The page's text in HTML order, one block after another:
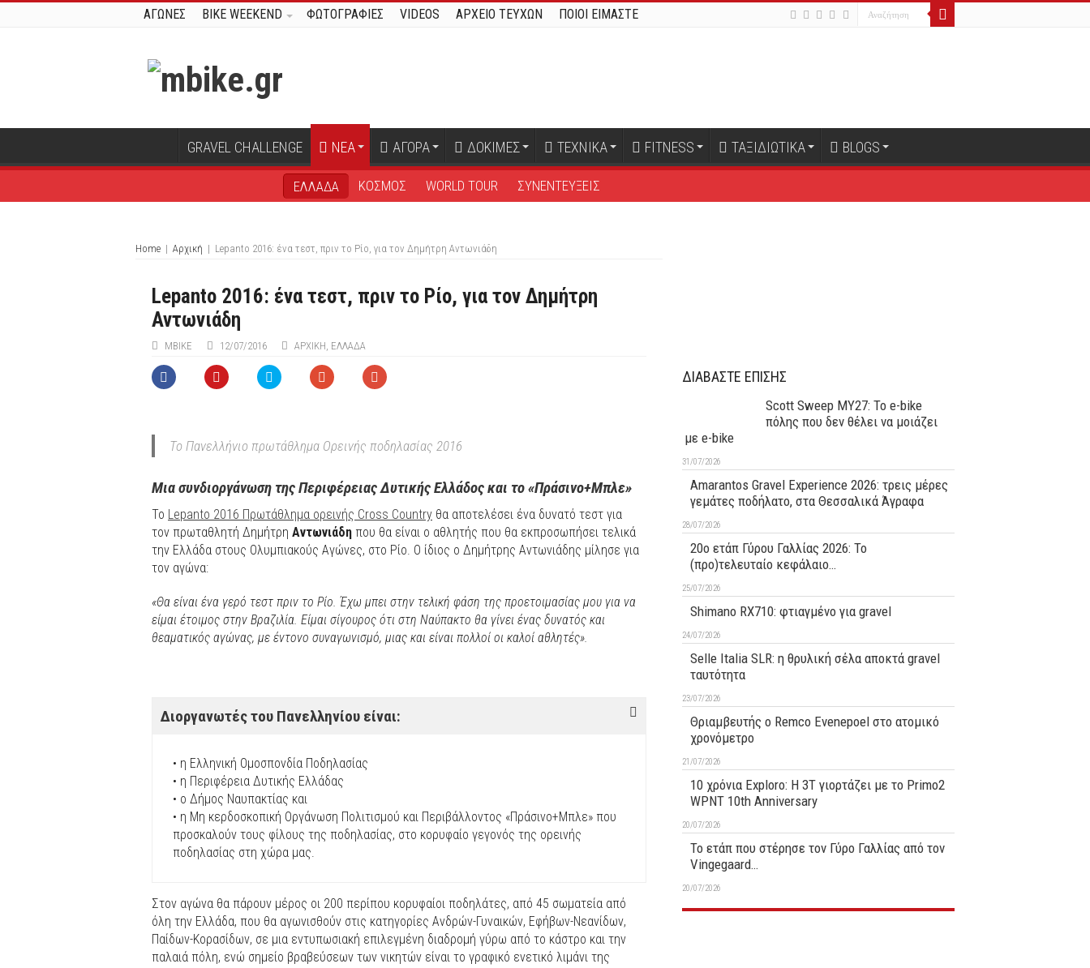
ΑΓΩΝΕΣ BIKE WEEKEND ΦΩΤΟΓΡΑΦΙΕΣ VIDEOS ΑΡΧΕΙΟ ΤΕΥΧΩΝ ΠΟΙΟΙ ΕΙΜΑΣΤΕ
GRAVEL CHALLENGE ΝΕΑ ΑΓΟΡΑ ΔΟΚΙΜΕΣ ΤΕΧΝΙΚΑ FITNESS ΤΑΞΙΔΙΩΤΙΚΑ BLOGS
ΕΛΛΑΔΑ ΚΟΣΜΟΣ WORLD TOUR ΣΥΝΕΝΤΕΥΞΕΙΣ
Home | Αρχική | Lepanto 2016: ένα τεστ, πριν το Ρίο, για τον Δημήτρη Αντωνιάδη
Lepanto 2016: ένα τεστ, πριν το Ρίο, για τον Δημήτρη
Αντωνιάδη
MBIKE 12/07/2016 ΑΡΧΙΚΉ, ΕΛΛΑΔΑ
Το Πανελλήνιο πρωτάθλημα Ορεινής ποδηλασίας 2016
Μια συνδιοργάνωση της Περιφέρειας Δυτικής Ελλάδος και το «Πράσινο+Μπλε»
Το Lepanto 2016 Πρωτάθλημα ορεινής Cross Country θα αποτελέσει ένα δυνατό τεστ για
τον πρωταθλητή Δημήτρη Αντωνιάδη που θα είναι ο αθλητής που θα εκπροσωπήσει τελικά
την Ελλάδα στους Ολυμπιακούς Αγώνες, στο Ρίο. Ο ίδιος ο Δημήτρης Αντωνιάδης μίλησε για
τον αγώνα:
«Θα είναι ένα γερό τεστ πριν το Ρίο. Έχω μπει στην τελική φάση της προετοιμασίας μου για να
είμαι έτοιμος στην Βραζιλία. Είμαι σίγουρος ότι στη Ναύπακτο θα γίνει ένας δυνατός και
θεαματικός αγώνας, με έντονο συναγωνισμό, μιας και είναι πολλοί οι καλοί αθλητές».
Διοργανωτές του Πανελληνίου είναι:
• η Ελληνική Ομοσπονδία Ποδηλασίας
• η Περιφέρεια Δυτικής Ελλάδας
• ο Δήμος Ναυπακτίας και
• η Μη κερδοσκοπική Οργάνωση Πολιτισμού και Περιβάλλοντος «Πράσινο+Μπλε» που
προσκαλούν τους φίλους της ποδηλασίας, στο κορυφαίο γεγονός της ορεινής
ποδηλασίας στη χώρα μας.
Στον αγώνα θα πάρουν μέρος οι 200 περίπου κορυφαίοι ποδηλάτες, από 45 σωματεία από
όλη την Ελλάδα, που θα αγωνισθούν στις κατηγορίες Ανδρών-Γυναικών, Εφήβων-Νεανίδων,
Παίδων-Κορασίδων, σε μια εντυπωσιακή επιλεγμένη διαδρομή γύρω από το κάστρο και την
παλαιά πόλη, ενώ σημείο βραβεύσεων των νικητών είναι το γραφικό ενετικό λιμάνι της
ΔΙΑΒΑΣΤΕ ΕΠΙΣΗΣ
Scott Sweep MY27: Το e-bike
πόλης που δεν θέλει να μοιάζει
με e-bike
31/07/2026
Amarantos Gravel Experience 2026: τρεις μέρες
γεμάτες ποδήλατο, στα Θεσσαλικά Άγραφα
28/07/2026
20ο ετάπ Γύρου Γαλλίας 2026: Το
(προ)τελευταίο κεφάλαιο…
25/07/2026
Shimano RX710: φτιαγμένο για gravel
24/07/2026
Selle Italia SLR: η θρυλική σέλα αποκτά gravel
ταυτότητα
23/07/2026
Θριαμβευτής ο Remco Evenepoel στο ατομικό
χρονόμετρο
21/07/2026
10 χρόνια Exploro: Η 3T γιορτάζει με το Primo2
WPNT 10th Anniversary
20/07/2026
Το ετάπ που στέρησε τον Γύρο Γαλλίας από τον
Vingegaard…
20/07/2026